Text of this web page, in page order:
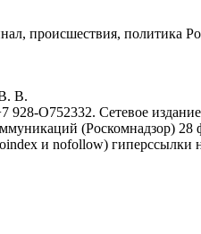
происшествия, политика
B.
O752332. Сетевое
(Роскомнадзор)
и nofollow) гиперссылки